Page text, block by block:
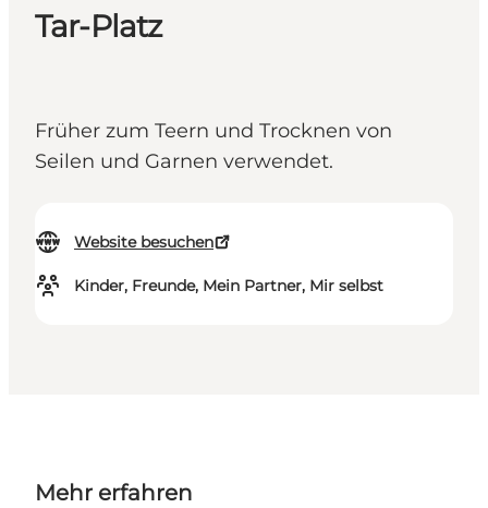
Tar-Platz
Früher zum Teern und Trocknen von
Seilen und Garnen verwendet.
Website besuchen
Kinder, Freunde, Mein Partner, Mir selbst
Mehr erfahren